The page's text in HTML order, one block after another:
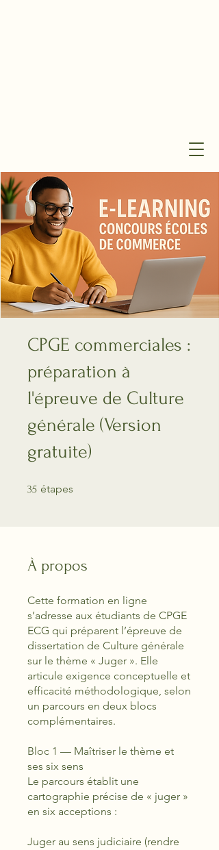
CPGE commerciales :
préparation à
l'épreuve de Culture
générale (Version
gratuite)
35 étapes
À propos
Cette formation en ligne
s’adresse aux étudiants de CPGE
ECG qui préparent l’épreuve de
dissertation de Culture générale
sur le thème « Juger ». Elle
articule exigence conceptuelle et
efficacité méthodologique, selon
un parcours en deux blocs
complémentaires.
Bloc 1 — Maîtriser le thème et
ses six sens
Le parcours établit une
cartographie précise de « juger »
en six acceptions :
Juger au sens judiciaire (rendre